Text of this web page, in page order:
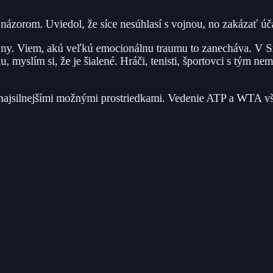
Uviedol, že síce nesúhlasí s vojnou, no zakázať
Viem, akú veľkú emocionálnu traumu to zanecháva. V
si, že je šialené. Hráči, tenisti, športovci s tým
možnými prostriedkami. Vedenie ATP a WTA